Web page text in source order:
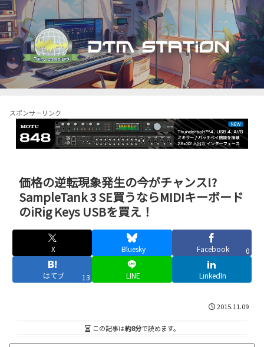
スポンサーリンク
価格の逆転現象発生の今がチャンス!?
SampleTank 3 SE買うならMIDIキーボード
のiRig Keys USBを買え！
X Bluesky Facebook 0
はてブ 13 LINE LinkedIn
2015.11.09
この記事は約8分で読めます。